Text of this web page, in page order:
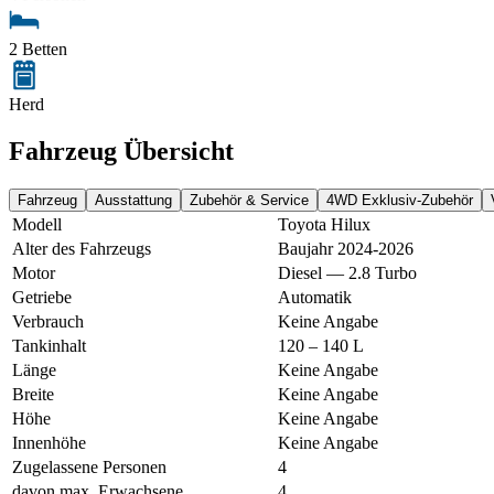
2 Betten
Herd
Fahrzeug Übersicht
Fahrzeug Ausstattung Zubehör & Service 4WD Exklusiv-Zubehör
Modell
Toyota Hilux
Alter des Fahrzeugs
Baujahr 2024-2026
Motor
Diesel — 2.8 Turbo
Getriebe
Automatik
Verbrauch
Keine Angabe
Tankinhalt
120 – 140 L
Länge
Keine Angabe
Breite
Keine Angabe
Höhe
Keine Angabe
Innenhöhe
Keine Angabe
Zugelassene Personen
4